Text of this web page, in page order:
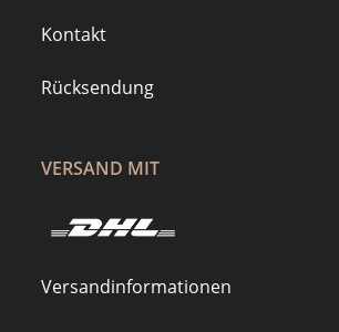
Kontakt
Rücksendung
VERSAND MIT
Versandinformationen